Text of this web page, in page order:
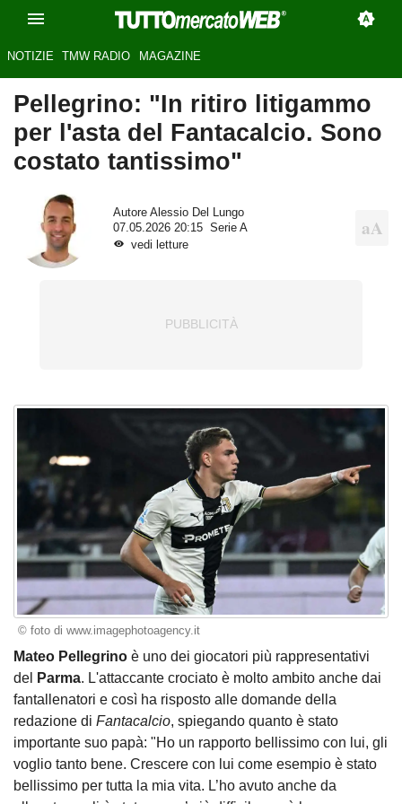
NOTIZIE TMW RADIO MAGAZINE
Pellegrino: "In ritiro litigammo
per l'asta del Fantacalcio. Sono
costato tantissimo"
Autore Alessio Del Lungo
07.05.2026 20:15
Serie A
vedi letture
© foto di www.imagephotoagency.it
Mateo Pellegrino è uno dei giocatori più rappresentativi
del
Parma. L'attaccante crociato è molto ambito anche dai
fantallenatori e così ha risposto alle domande della
redazione di Fantacalcio, spiegando quanto è stato
importante suo papà: "Ho un rapporto bellissimo con lui, gli
voglio tanto bene. Crescere con lui come esempio è stato
bellissimo per tutta la mia vita. L’ho avuto anche da